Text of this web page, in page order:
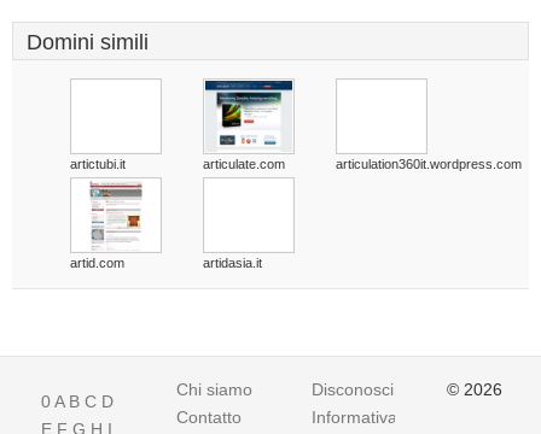
Domini simili
artictubi.it articulate.com articulation360it.wordpress.com
artid.com artidasia.it
0A B C D
E F G H I
Chi siamo
Contatto
Disconoscimento
Informativa
© 2026